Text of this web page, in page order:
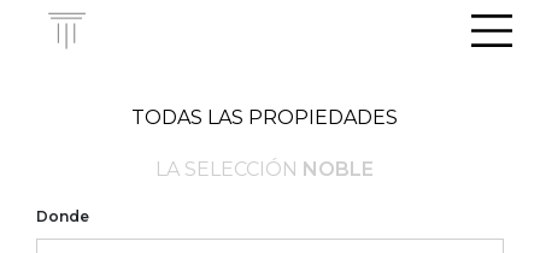
TODAS LAS PROPIEDADES
LA SELECCIÓN NOBLE
Donde